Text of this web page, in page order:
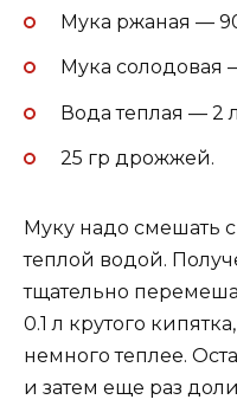
Мука ржаная —
Мука солодовая
Вода теплая — 2
25 гр дрожжей.
Муку надо смешать
теплой водой.
тщательно
0.1 л крутого
немного теплее.
и затем еще раз